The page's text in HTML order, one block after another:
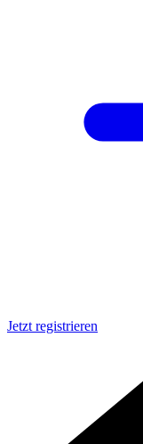
Jetzt registrieren